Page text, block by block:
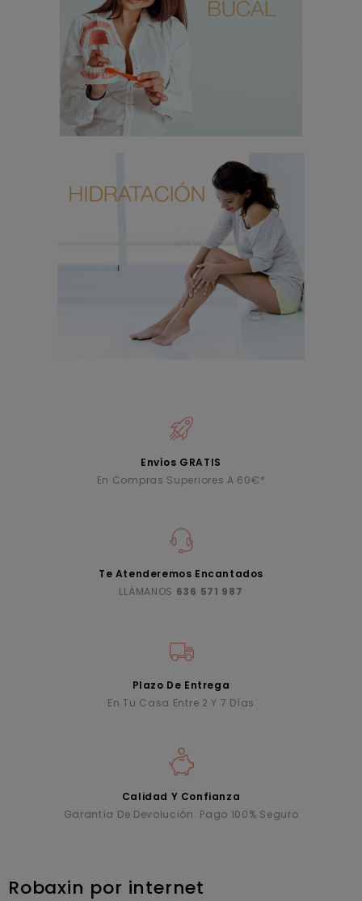
Envíos GRATIS
En Compras Superiores A 60€*
Te Atenderemos Encantados
LLÁMANOS 636 571 987
Plazo De Entrega
En Tu Casa Entre 2 Y 7 Días
Calidad Y Confianza
Garantía De Devolución. Pago 100% Seguro
Robaxin por internet